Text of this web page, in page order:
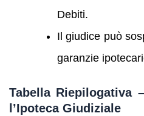
Debiti.
Il giudice può
garanzie
Tabella Riepilogativa
l’Ipoteca Giudiziale